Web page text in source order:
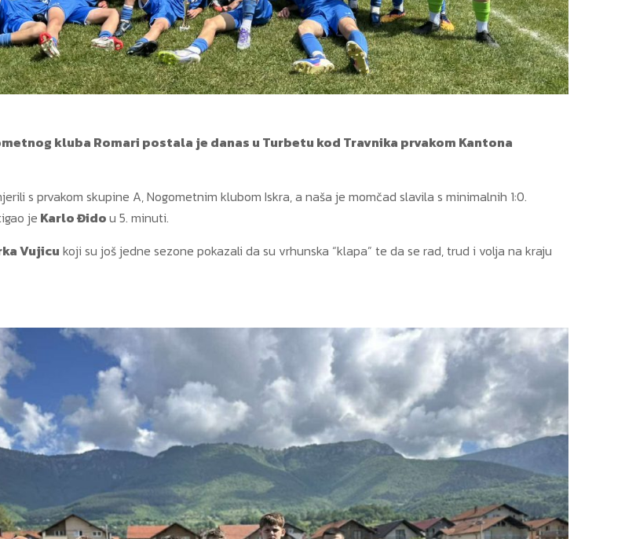
kluba Romari postala je danas u Turbetu kod Travnika prvakom Kantona
s prvakom skupine A, Nogometnim klubom Iskra, a naša je momčad slavila s minimalnih 1:0.
je Karlo Đidou 5. minuti.
Vujicu koji su još jedne sezone pokazali da su vrhunska “klapa” te da se rad, trud i volja na kraju